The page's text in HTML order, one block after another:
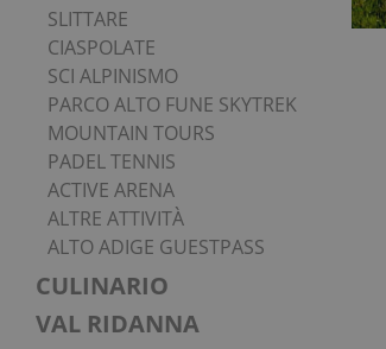
SLITTARE
CIASPOLATE
SCI ALPINISMO
PARCO ALTO FUNE SKYTREK
MOUNTAIN TOURS
PADEL TENNIS
ACTIVE ARENA
ALTRE ATTIVITÀ
ALTO ADIGE GUESTPASS
CULINARIO
VAL RIDANNA